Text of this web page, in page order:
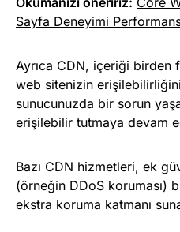
Sayfa Deneyimi
Ayrıca CDN, içeriği birden
web sitenizin
sunucunuzda bir sorun
erişilebilir tutmaya devam
Bazı CDN hizmetleri, ek
(örneğin DDoS koruması)
ekstra koruma katmanı